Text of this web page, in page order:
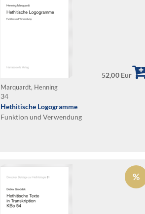
52,00 Eur
Marquardt, Henning
34
Hethitische Logogramme
Funktion und Verwendung